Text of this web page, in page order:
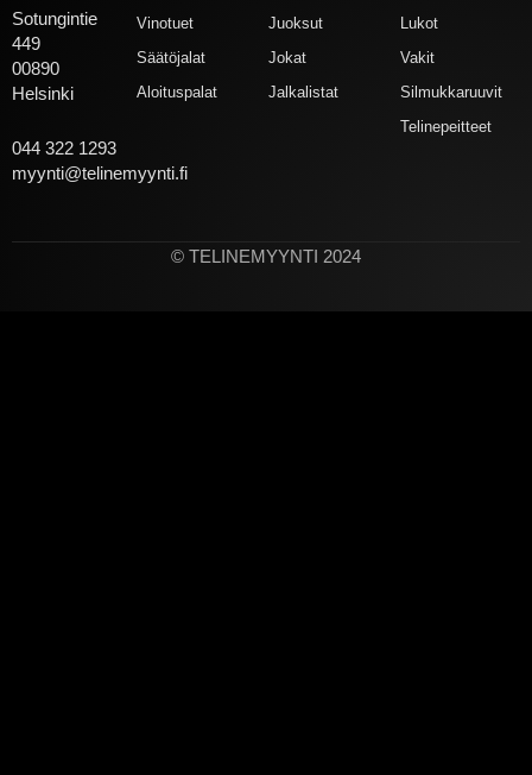
Sotungintie
449
00890
Helsinki
044 322 1293
myynti@telinemyynti.fi
Vinotuet
Säätöjalat
Aloituspalat
Juoksut
Jokat
Jalkalistat
Lukot
Vakit
Silmukkaruuvit
Telinepeitteet
© TELINEMYYNTI 2024